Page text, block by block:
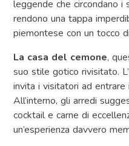
leggende che circondano
rendono una tappa
piemontese con un tocco
La casa del cemone,
suo stile gotico rivisitato.
invita i visitatori ad entrare
All’interno, gli arredi
cocktail e carne di
un’esperienza davvero